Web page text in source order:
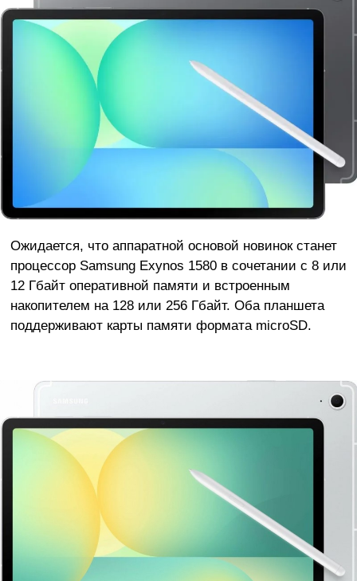
Ожидается, что аппаратной основой новинок станет
процессор Samsung Exynos 1580 в сочетании с 8 или
12 Гбайт оперативной памяти и встроенным
накопителем на 128 или 256 Гбайт. Оба планшета
поддерживают карты памяти формата microSD.